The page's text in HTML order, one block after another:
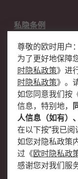
私隐条例
关于欧时
欧时销售条款
企业集团
关于我们
加入我们
尊敬的欧时用户：
为了更好地保障
时隐私政策》 进
时隐私政策》 。
如您同意我们按
信息，特别地，
人信息（如有）
在以下按“我已阅
如您对隐私政策
过 《欧时隐私政
感谢您对我们服